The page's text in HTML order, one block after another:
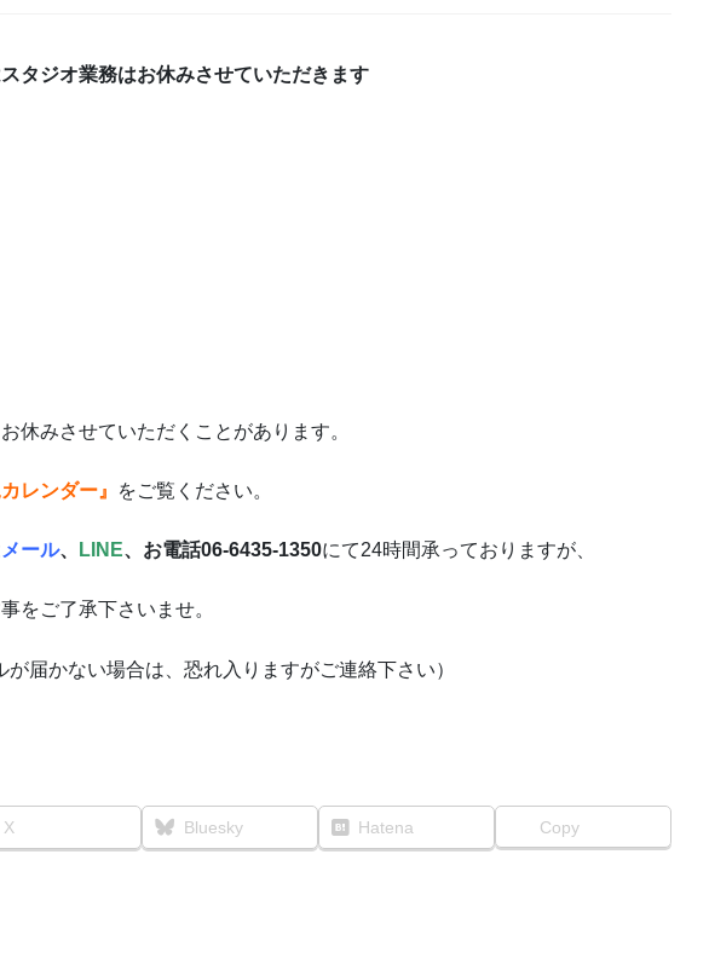
タジオ業務はお休みさせていただきます
休みさせていただくことがあります。
レンダー』 をご覧ください。
メール、 LINE、お電話06-6435-1350にて24時間承っておりますが、
をご了承下さいませ。
届かない場合は、恐れ入りますがご連絡下さい）
X Bluesky Hatena Copy